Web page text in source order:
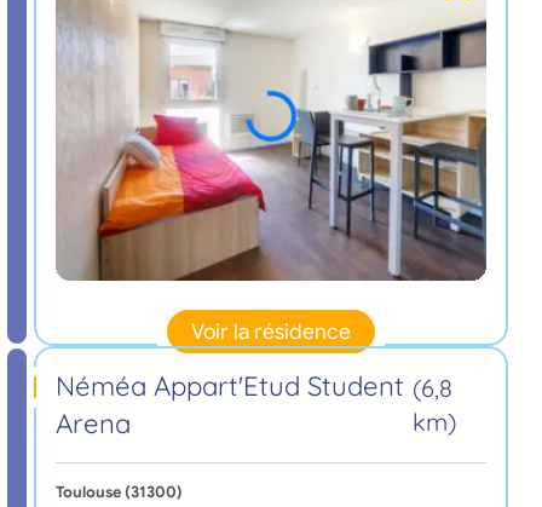
Voir la résidence
Néméa Appart'Etud Student
Arena
(6,8
km)
Toulouse (31300)